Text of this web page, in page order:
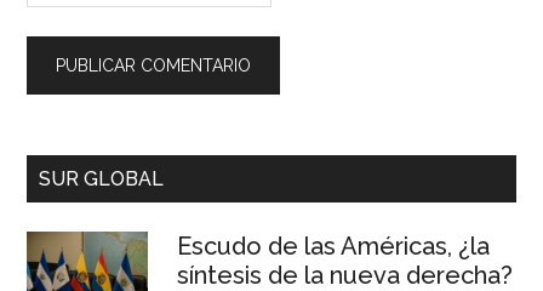
SUR GLOBAL
Escudo de las Américas, ¿la
síntesis de la nueva derecha?